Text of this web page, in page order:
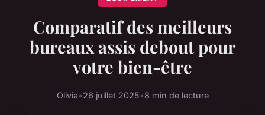
Comparatif des meilleurs
bureaux assis debout pour
votre bien-être
Olivia•26 juillet 2025•8 min de lecture